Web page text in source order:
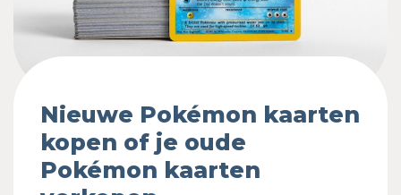
Nieuwe Pokémon kaarten
kopen of je oude
Pokémon kaarten